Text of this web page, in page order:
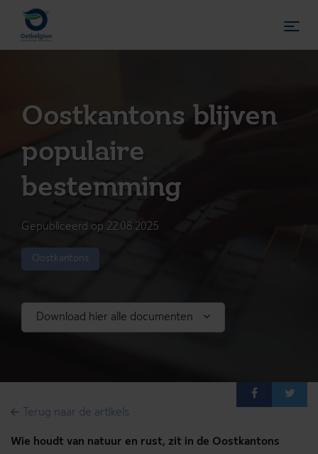
Oostkantons blijven
populaire
bestemming
Gepubliceerd op 22.08.2025
Oostkantons
Download hier alle documenten
Terug naar de artikels
Wie houdt van natuur en rust, zit in de Oostkantons